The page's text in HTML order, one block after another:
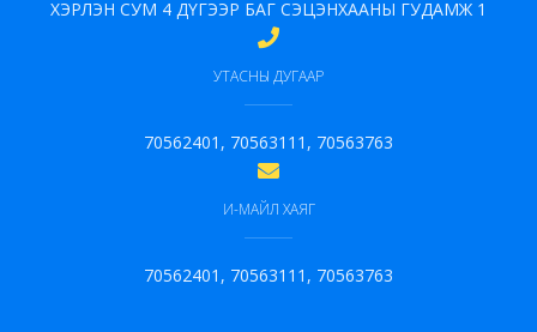
ХЭРЛЭН СУМ 4 ДҮГЭЭР БАГ СЭЦЭНХААНЫ ГУДАМЖ 1
УТАСНЫ ДУГААР
70562401, 70563111, 70563763
И-МАЙЛ ХАЯГ
70562401, 70563111, 70563763